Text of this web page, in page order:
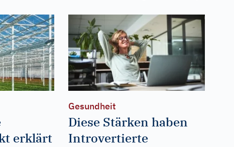
erklärt
Gesundheit
Diese Stärken haben
Introvertierte